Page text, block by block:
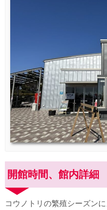
開館時間、館内詳細
コウノトリの繁殖シーズン